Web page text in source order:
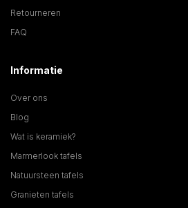
Retourneren
FAQ
Informatie
Over ons
Blog
Wat is keramiek?
Marmerlook tafels
Natuursteen tafels
Granieten tafels